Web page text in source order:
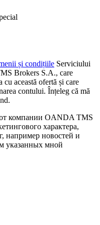
și condițiile Serviciului
Brokers S.A., care
cu această ofertă și care
contului. Înțeleg că mă
компании OANDA TMS
характера,
например новостей и
указанных мной